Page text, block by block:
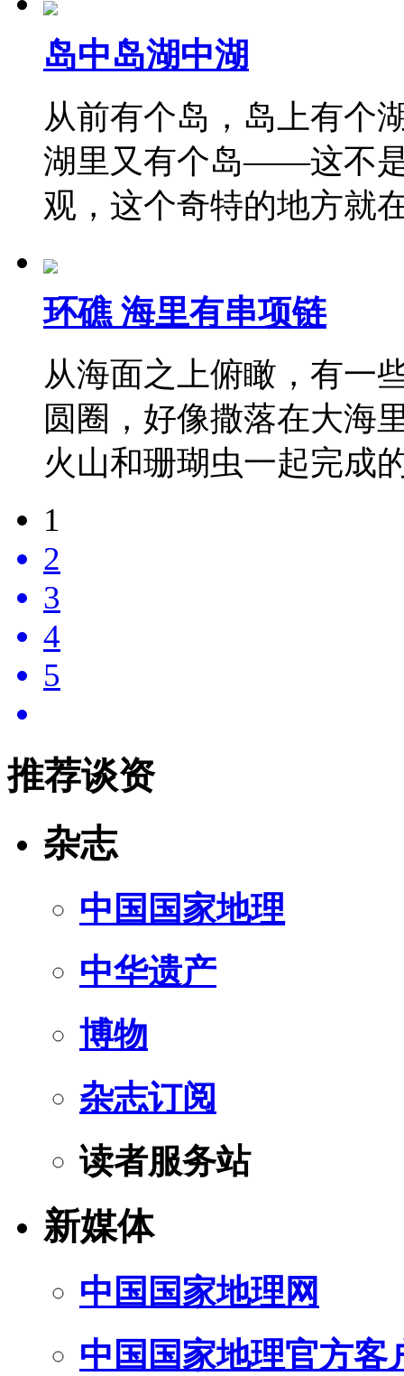
岛中岛湖中湖
从前有个岛，岛上有个
湖里又有个岛——这不
观，这个奇特的地方
环礁 海里有串项链
从海面之上俯瞰，有一
圆圈，好像撒落在大海
火山和珊瑚虫一起完
1
2
3
4
5
推荐谈资
杂志
中国国家地理
中华遗产
博物
杂志订阅
读者服务站
新媒体
中国国家地理网
中国国家地理官方客